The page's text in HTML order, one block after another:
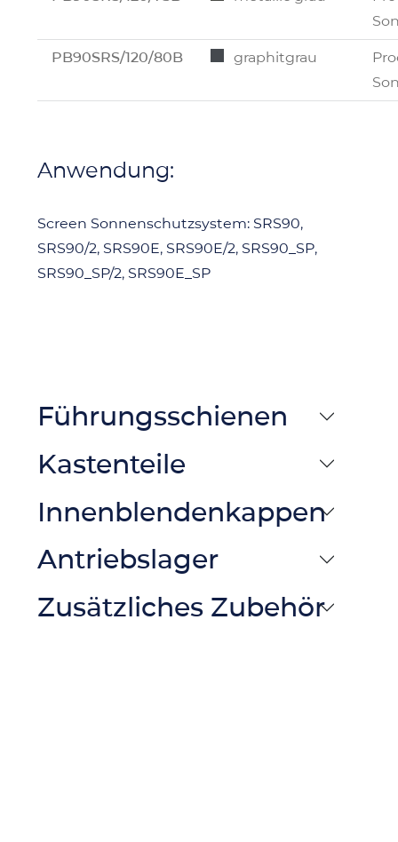
PB90SRS/120/80B graphitgrau
Anwendung:
Screen Sonnenschutzsystem: SRS90,
SRS90/2, SRS90E, SRS90E/2, SRS90_SP,
SRS90_SP/2, SRS90E_SP
Führungsschienen
Kastenteile
Innenblendenkappen
Antriebslager
Zusätzliches Zubehör